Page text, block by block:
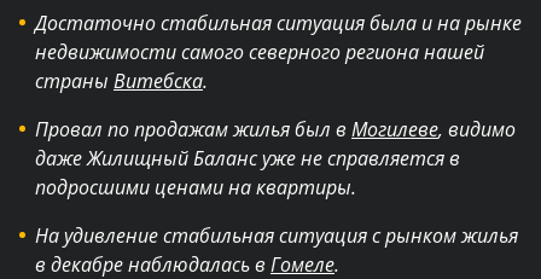
Достаточно стабильная ситуация была и на рынке
недвижимости самого северного региона нашей
страны Витебска.
Провал по продажам жилья был в Могилеве, видимо
даже Жилищный Баланс уже не справляется в
подросшими ценами на квартиры.
На удивление стабильная ситуация с рынком жилья
в декабре наблюдалась в Гомеле.